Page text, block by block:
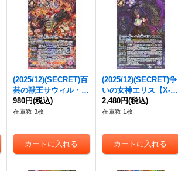
(2025/12)(SECRET)百
芸の獣王サウィル・ダ
ナーハ【X-SEC】{BS
72-X02}《赤》
980円(税込)
在庫数 3枚
(2025/12)(SECRET)争
いの女神エリス【X-S
EC】{BS72-X03}
《紫》
2,480円(税込)
在庫数 1枚